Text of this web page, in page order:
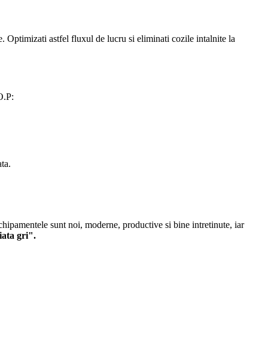
Optimizati astfel fluxul de lucru si eliminati cozile intalnite la
sunt noi, moderne, productive si bine intretinute, iar
gri".